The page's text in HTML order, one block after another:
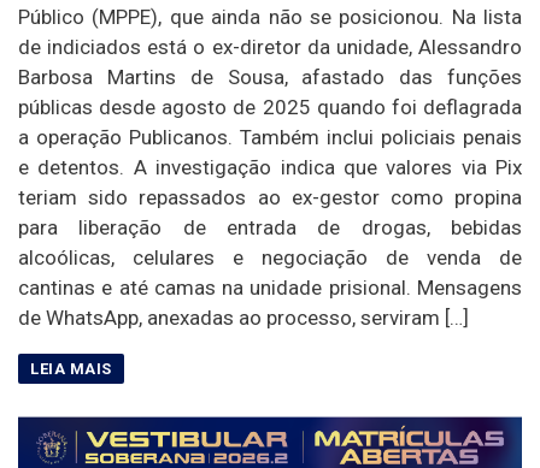
Público (MPPE), que ainda não se posicionou. Na lista
de indiciados está o ex-diretor da unidade, Alessandro
Barbosa Martins de Sousa, afastado das funções
públicas desde agosto de 2025 quando foi deflagrada
a operação Publicanos. Também inclui policiais penais
e detentos. A investigação indica que valores via Pix
teriam sido repassados ao ex-gestor como propina
para liberação de entrada de drogas, bebidas
alcoólicas, celulares e negociação de venda de
cantinas e até camas na unidade prisional. Mensagens
de WhatsApp, anexadas ao processo, serviram […]